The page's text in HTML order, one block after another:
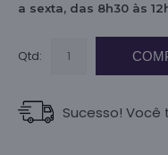
a sexta, das 8h30 às
Qtd:
Sucesso!